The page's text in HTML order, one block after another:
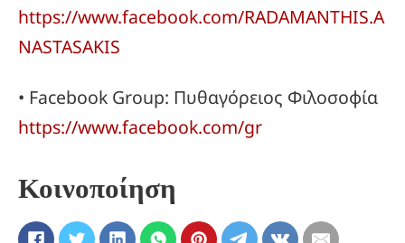
https://www.facebook.com/RADAMANTHIS.A
NASTASAKIS
• Facebook Group: Πυθαγόρειος Φιλοσοφία
https://www.facebook.com/gr
Κοινοποίηση